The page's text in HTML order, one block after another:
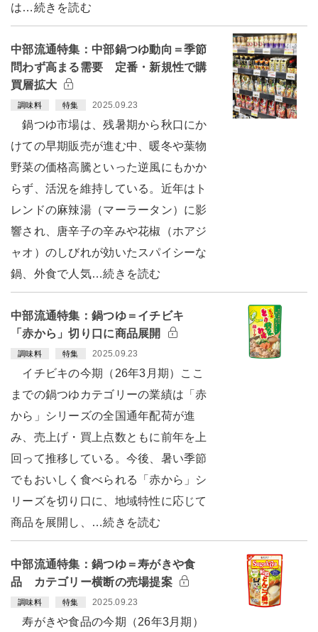
は…続きを読む
中部流通特集：中部鍋つゆ動向＝季節
問わず高まる需要 定番・新規性で購
買層拡大
調味料 特集 2025.09.23
鍋つゆ市場は、残暑期から秋口にか
けての早期販売が進む中、暖冬や葉物
野菜の価格高騰といった逆風にもかか
らず、活況を維持している。近年はト
レンドの麻辣湯（マーラータン）に影
響され、唐辛子の辛みや花椒（ホアジ
ャオ）のしびれが効いたスパイシーな
鍋、外食で人気…続きを読む
中部流通特集：鍋つゆ＝イチビキ
「赤から」切り口に商品展開
調味料 特集 2025.09.23
イチビキの今期（26年3月期）ここ
までの鍋つゆカテゴリーの業績は「赤
から」シリーズの全国通年配荷が進
み、売上げ・買上点数ともに前年を上
回って推移している。今後、暑い季節
でもおいしく食べられる「赤から」シ
リーズを切り口に、地域特性に応じて
商品を展開し、…続きを読む
中部流通特集：鍋つゆ＝寿がきや食
品 カテゴリー横断の売場提案
調味料 特集 2025.09.23
寿がきや食品の今期（26年3月期）